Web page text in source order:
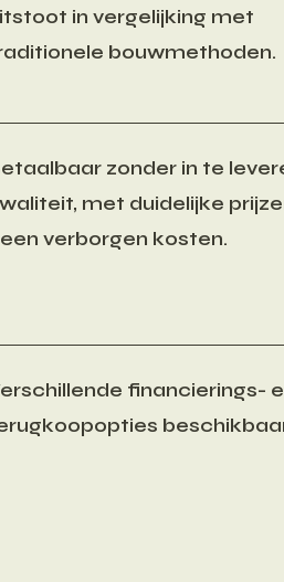
in vergelijking met
bouwmethoden.
zonder in te
met duidelijke
verborgen kosten.
financierings-